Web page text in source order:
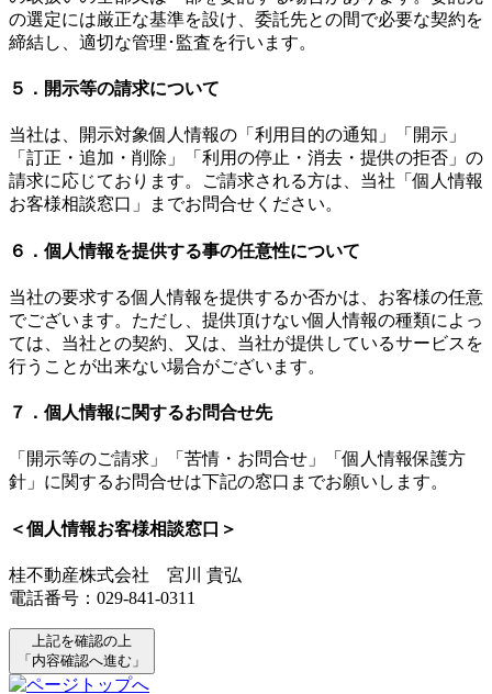
の選定には厳正な基準を設け、委託先との間で必要な契約を
締結し、適切な管理･監査を行います。
５．開示等の請求について
当社は、開示対象個人情報の「利用目的の通知」「開示」
「訂正・追加・削除」「利用の停止・消去・提供の拒否」の
請求に応じております。ご請求される方は、当社「個人情報
お客様相談窓口」までお問合せください。
６．個人情報を提供する事の任意性について
当社の要求する個人情報を提供するか否かは、お客様の任意
でございます。ただし、提供頂けない個人情報の種類によっ
ては、当社との契約、又は、当社が提供しているサービスを
行うことが出来ない場合がございます。
７．個人情報に関するお問合せ先
「開示等のご請求」「苦情・お問合せ」「個人情報保護方
針」に関するお問合せは下記の窓口までお願いします。
＜個人情報お客様相談窓口＞
桂不動産株式会社 宮川 貴弘
電話番号：029-841-0311
上記を確認の上
「内容確認へ進む」